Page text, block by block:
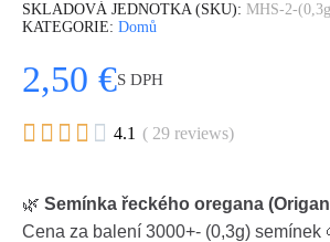
SKLADOVÁ JEDNOTKA (SKU)
MHS-2-
KATEGORIE Domů
2,50 €S DPH
     4.1 ( 29 reviews)
🌿 Semínka řeckého oregana
Cena za balení 3000+- (0,3g) semínek